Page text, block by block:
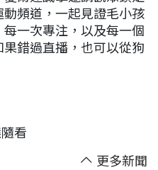
動頻道，一起見證毛小孩
一次專注，以及每一個
錯過直播，也可以從狗
看
更多新聞